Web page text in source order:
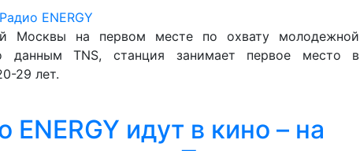
Москвы на первом месте по охвату молодежной
данным TNS, станция занимает первое место в
29 лет.
идут в кино – на